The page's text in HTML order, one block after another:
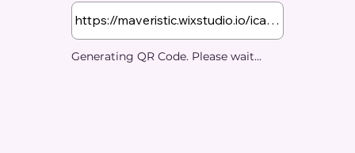
Generating QR Code. Please wait...